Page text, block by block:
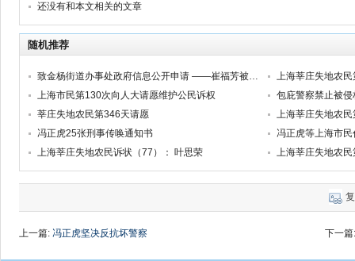
还没有和本文相关的文章
随机推荐
致金杨街道办事处政府信息公开申请 ——崔福芳被侵犯人身自由权的诉讼系列之十六
上海市民第130次向人大请愿维护公民诉权
莘庄失地农民第346天请愿
冯正虎25张刑事传唤通知书
上海莘庄失地农民诉状（77）： 叶思荣
上海莘庄失地农
上一篇: 冯正虎坚决反抗坏警察 下一